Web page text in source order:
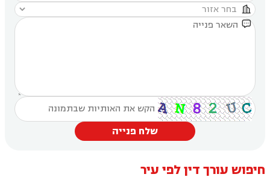


שלח פנייה
חיפוש עורך דין לפי עיר